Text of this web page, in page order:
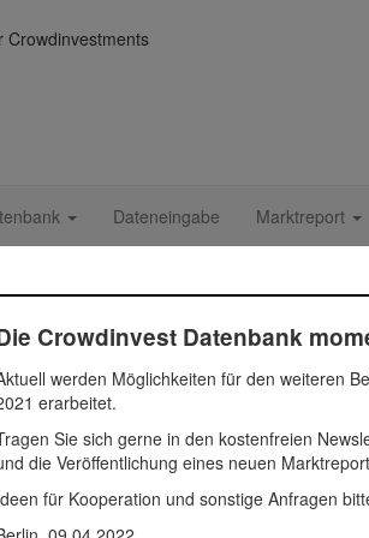
Crowdinvestments
Dateneingabe Marktreport
05.-
61.895 Euro
2018
Unternehmen
Crowdinvest Datenbank
werden Möglichkeiten für den weiteren
erarbeitet.
Sie sich gerne in den kostenfreien
die Veröffentlichung eines neuen
für Kooperation und sonstige Anfragen